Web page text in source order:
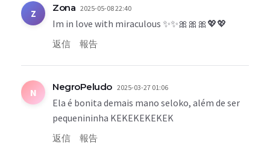
Z Zona 2025-05-08 22:40
Im in love with miraculous ✨️✨️🎀🎀🎀💖💖
返信 報告
N NegroPeludo 2025-03-27 01:06
Ela é bonita demais mano seloko, além de ser
pequenininha KEKEKEKEKEK
返信 報告